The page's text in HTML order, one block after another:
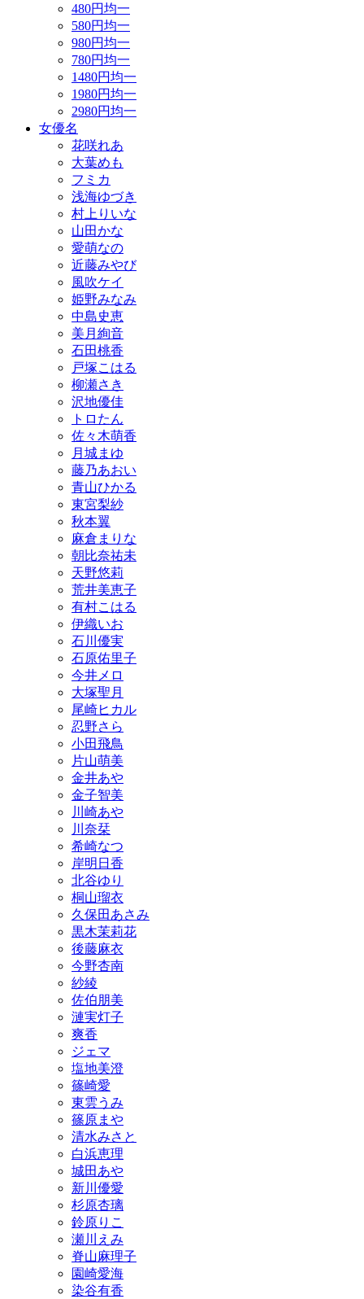
480円均一
580円均一
980円均一
780円均一
1480円均一
1980円均一
2980円均一
女優名
花咲れあ
大葉めも
フミカ
浅海ゆづき
村上りいな
山田かな
愛萌なの
近藤みやび
風吹ケイ
姫野みなみ
中島史恵
美月絢音
石田桃香
戸塚こはる
柳瀬さき
沢地優佳
トロたん
佐々木萌香
月城まゆ
藤乃あおい
青山ひかる
東宮梨紗
秋本翼
麻倉まりな
朝比奈祐未
天野悠莉
荒井美恵子
有村こはる
伊織いお
石川優実
石原佑里子
今井メロ
大塚聖月
尾崎ヒカル
忍野さら
小田飛鳥
片山萌美
金井あや
金子智美
川崎あや
川奈栞
希崎なつ
岸明日香
北谷ゆり
桐山瑠衣
久保田あさみ
黒木茉莉花
後藤麻衣
今野杏南
紗綾
佐伯朋美
漣実灯子
爽香
ジェマ
塩地美澄
篠崎愛
東雲うみ
篠原まや
清水みさと
白浜恵理
城田あや
新川優愛
杉原杏璃
鈴原りこ
瀬川えみ
脊山麻理子
園崎愛海
染谷有香